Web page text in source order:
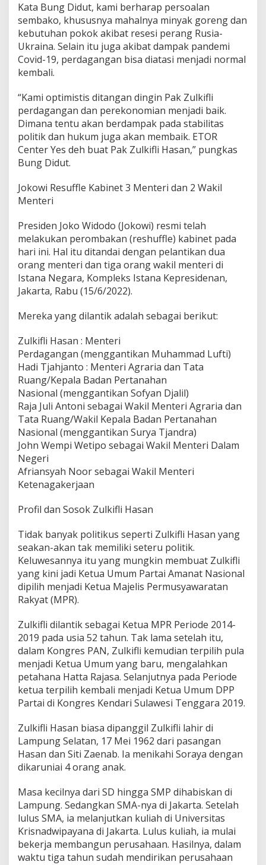
Kata Bung Didut, kami berharap persoalan
sembako, khususnya mahalnya minyak goreng dan
kebutuhan pokok akibat resesi perang Rusia-
Ukraina. Selain itu juga akibat dampak pandemi
Covid-19, perdagangan bisa diatasi menjadi normal
kembali.
“Kami optimistis ditangan dingin Pak Zulkifli
perdagangan dan perekonomian menjadi baik.
Dimana tentu akan berdampak pada stabilitas
politik dan hukum juga akan membaik. ETOR
Center Yes deh buat Pak Zulkifli Hasan,” pungkas
Bung Didut.
Jokowi Resuffle Kabinet 3 Menteri dan 2 Wakil
Menteri
Presiden Joko Widodo (Jokowi) resmi telah
melakukan perombakan (reshuffle) kabinet pada
hari ini. Hal itu ditandai dengan pelantikan dua
orang menteri dan tiga orang wakil menteri di
Istana Negara, Kompleks Istana Kepresidenan,
Jakarta, Rabu (15/6/2022).
Mereka yang dilantik adalah sebagai berikut:
Zulkifli Hasan : Menteri
Perdagangan (menggantikan Muhammad Lufti)
Hadi Tjahjanto : Menteri Agraria dan Tata
Ruang/Kepala Badan Pertanahan
Nasional (menggantikan Sofyan Djalil)
Raja Juli Antoni sebagai Wakil Menteri Agraria dan
Tata Ruang/Wakil Kepala Badan Pertanahan
Nasional (menggantikan Surya Tjandra)
John Wempi Wetipo sebagai Wakil Menteri Dalam
Negeri
Afriansyah Noor sebagai Wakil Menteri
Ketenagakerjaan
Profil dan Sosok Zulkifli Hasan
Tidak banyak politikus seperti Zulkifli Hasan yang
seakan-akan tak memiliki seteru politik.
Keluwesannya itu yang mungkin membuat Zulkifli
yang kini jadi Ketua Umum Partai Amanat Nasional
dipilih menjadi Ketua Majelis Permusyawaratan
Rakyat (MPR).
Zulkifli dilantik sebagai Ketua MPR Periode 2014-
2019 pada usia 52 tahun. Tak lama setelah itu,
dalam Kongres PAN, Zulkifli kemudian terpilih pula
menjadi Ketua Umum yang baru, mengalahkan
petahana Hatta Rajasa. Selanjutnya pada Periode
ketua terpilih kembali menjadi Ketua Umum DPP
Partai di Kongres Kendari Sulawesi Tenggara 2019.
Zulkifli Hasan biasa dipanggil Zulkifli lahir di
Lampung Selatan, 17 Mei 1962 dari pasangan
Hasan dan Siti Zaenab. Ia menikahi Soraya dengan
dikaruniai 4 orang anak.
Masa kecilnya dari SD hingga SMP dihabiskan di
Lampung. Sedangkan SMA-nya di Jakarta. Setelah
lulus SMA, ia melanjutkan kuliah di Universitas
Krisnadwipayana di Jakarta. Lulus kuliah, ia mulai
bekerja membangun perusahaan. Hasilnya, dalam
waktu tiga tahun sudah mendirikan perusahaan